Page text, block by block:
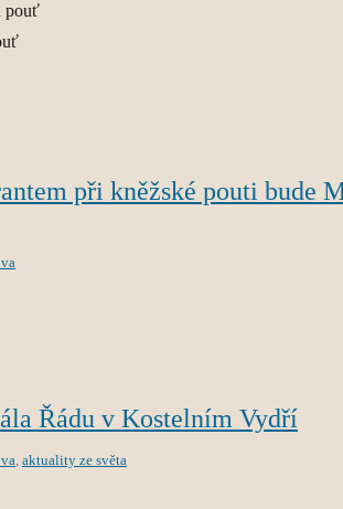
pouť
při kněžské pouti bude
Řádu v Kostelním Vydří
, aktuality ze světa